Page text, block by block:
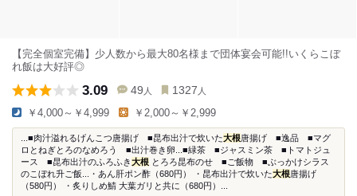
【完全個室完備】少人数から最大80名様まで団体宴会可能!!いくらこぼ
れ飯は大好評◎
3.09 49 人 1327 人
￥4,000～￥4,999 ￥2,000～￥2,999
...■肉汁溢れるげんこつ唐揚げ ■昆布出汁で炊いた大根唐揚げ ■逸品 ■マグ
ロとねぎとろのなめろう ■出汁巻き卵...■緑茶 ■ジャスミン茶 ■トマトジュ
ース ■昆布出汁のふろふき大根 とろろ昆布のせ ■ご飯物 ■ぶっかけシラス
のこぼれ升ご飯...・あん肝ポン酢（680円） ・昆布出汁で炊いた大根唐揚げ
（580円） ・炙りしめ鯖 大葉ガリと共に（680円）...